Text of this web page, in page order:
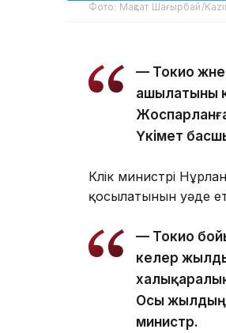
Фото: Мақсат Шағырбай/
— Токио
ашылатыны
Үкімет
Көлік министрі
қосылатынын уәде
— Токио
келер
Осы жылдың
министр.